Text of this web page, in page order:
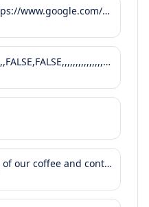
Συμβολαιογράφος,https://www.google.com/maps/contrib/102269460360373694118,,,,,https://www.google.com/maps/place/%CE%91%CE%B3%CE%B3%CE%B5%CE%BB%CE%B9%CE%BA%CE%AE+%CE%91.+%CE%A0%CF%81%CE%AF%CF%86%CF%84%CE%B7%2C+%CE%A3%CF%85%CE%BC%CE%B2%CE%BF%CE%BB%CE%B1%CE%B9%CE%BF%CE%B3%CF%81%CE%AC%CF%86%CE%BF%CF%82/@37.0899085
σε όλο του το φάσμα.,,FALSE,FALSE,,,,,,,,,,,,,,,,,,,,,,
with the great quality of our coffee and continue with your day or your bussiness meeting by enjoying the tastes of our food menu.